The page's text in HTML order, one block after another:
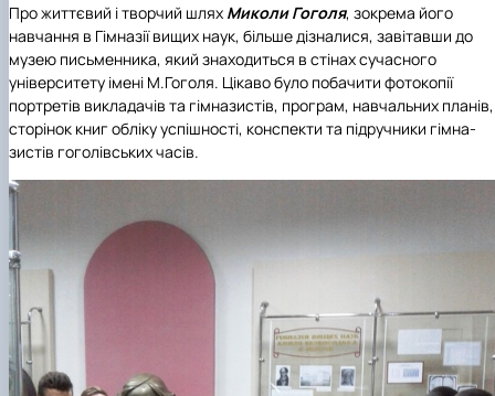
Про життєвий і творчий шлях Миколи Гоголя, зокрема його
навчання в Гімназії вищих наук, більше дізналися, завітавши до
музею письменника, який знаходиться в стінах сучасного
університету імені М.Гоголя. Цікаво було побачити фотокопії
портретів викладачів та гімна­зистів, програм, навчальних планів,
сторінок книг обліку успішності, конспекти та підручники гімна­
зистів гоголівських часів.